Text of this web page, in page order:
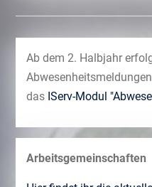
Ab dem 2. Halbjahr
das IServ-Modul
Arbeitsgemeinschaften